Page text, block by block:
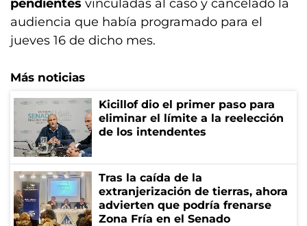
pendientes vinculadas al caso y cancelado la
audiencia que había programado para el
jueves 16 de dicho mes.
Más noticias
Kicillof dio el primer paso para
eliminar el límite a la reelección
de los intendentes
Tras la caída de la
extranjerización de tierras, ahora
advierten que podría frenarse
Zona Fría en el Senado